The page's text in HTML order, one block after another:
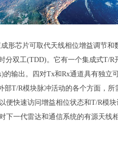
形芯片可取代天线相位增益调节和
分双工(TDD)。它有一个集成式T/R
输出。四对Tx和Rx通道具有独立
部T/R模块脉冲活动的各个方面，
便快速访问增益相位状态和T/R模
下一代雷达和通信系统的有源天线